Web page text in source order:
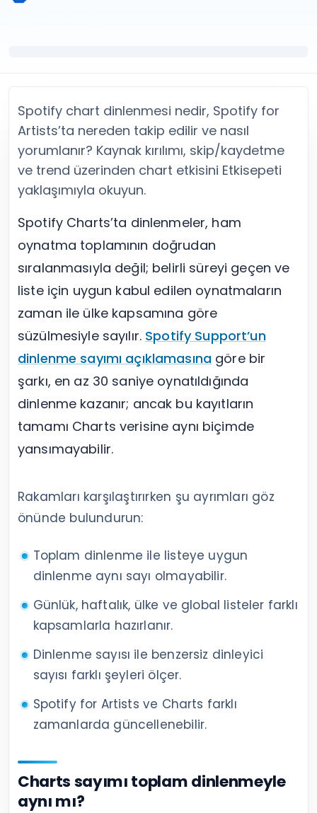
Tümünü Gör
YouTube
YouTube Abone Satın Al
YouTube Beğeni Satın Al
YouTube İzlenme Satın Al
YouTube Yorum Satın Al
Tümünü Gör
Facebook
Facebook Takipçi Satın Al
Facebook Yorum Satın Al
Facebook Video İzlenme Satın Al
Tümünü Gör
Facebook Araçları
LinkedIn Araçları
Spotify Araçları
Telegram Araçları
Twitch Araçları
SoundCloud Araçları
Snapchat Araçları
Tümünü Gör
Spotify chart dinlenmesi nedir, Spotify for
Artists’ta nereden takip edilir ve nasıl
yorumlanır? Kaynak kırılımı, skip/kaydetme
ve trend üzerinden chart etkisini Etkisepeti
yaklaşımıyla okuyun.
Spotify Charts’ta dinlenmeler, ham
oynatma toplamının doğrudan
sıralanmasıyla değil; belirli süreyi geçen ve
liste için uygun kabul edilen oynatmaların
zaman ile ülke kapsamına göre
süzülmesiyle sayılır. Spotify Support’un
dinlenme sayımı açıklamasına göre bir
şarkı, en az 30 saniye oynatıldığında
dinlenme kazanır; ancak bu kayıtların
tamamı Charts verisine aynı biçimde
yansımayabilir.
Rakamları karşılaştırırken şu ayrımları göz
önünde bulundurun:
Toplam dinlenme ile listeye uygun
dinlenme aynı sayı olmayabilir.
Günlük, haftalık, ülke ve global listeler farklı
kapsamlarla hazırlanır.
Dinlenme sayısı ile benzersiz dinleyici
sayısı farklı şeyleri ölçer.
Spotify for Artists ve Charts farklı
zamanlarda güncellenebilir.
Charts sayımı toplam dinlenmeyle
aynı mı?